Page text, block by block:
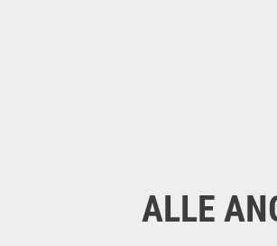
ALLE